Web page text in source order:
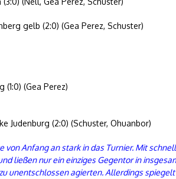
gelb (2:0) (Gea Perez, Schuster)
(1:0) (Gea Perez)
Judenburg (2:0) (Schuster, Ohuanbor)
von Anfang an stark in das Turnier. Mit
ließen nur ein einziges Gegentor in
unentschlossen agierten. Allerdings